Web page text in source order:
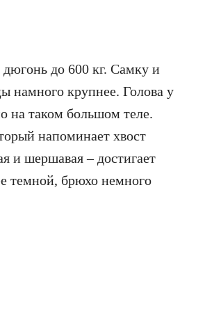
до 600 кг. Самку и
намного крупнее. Голова у
на таком большом теле.
напоминает хвост
и шершавая – достигает
темной, брюхо немного